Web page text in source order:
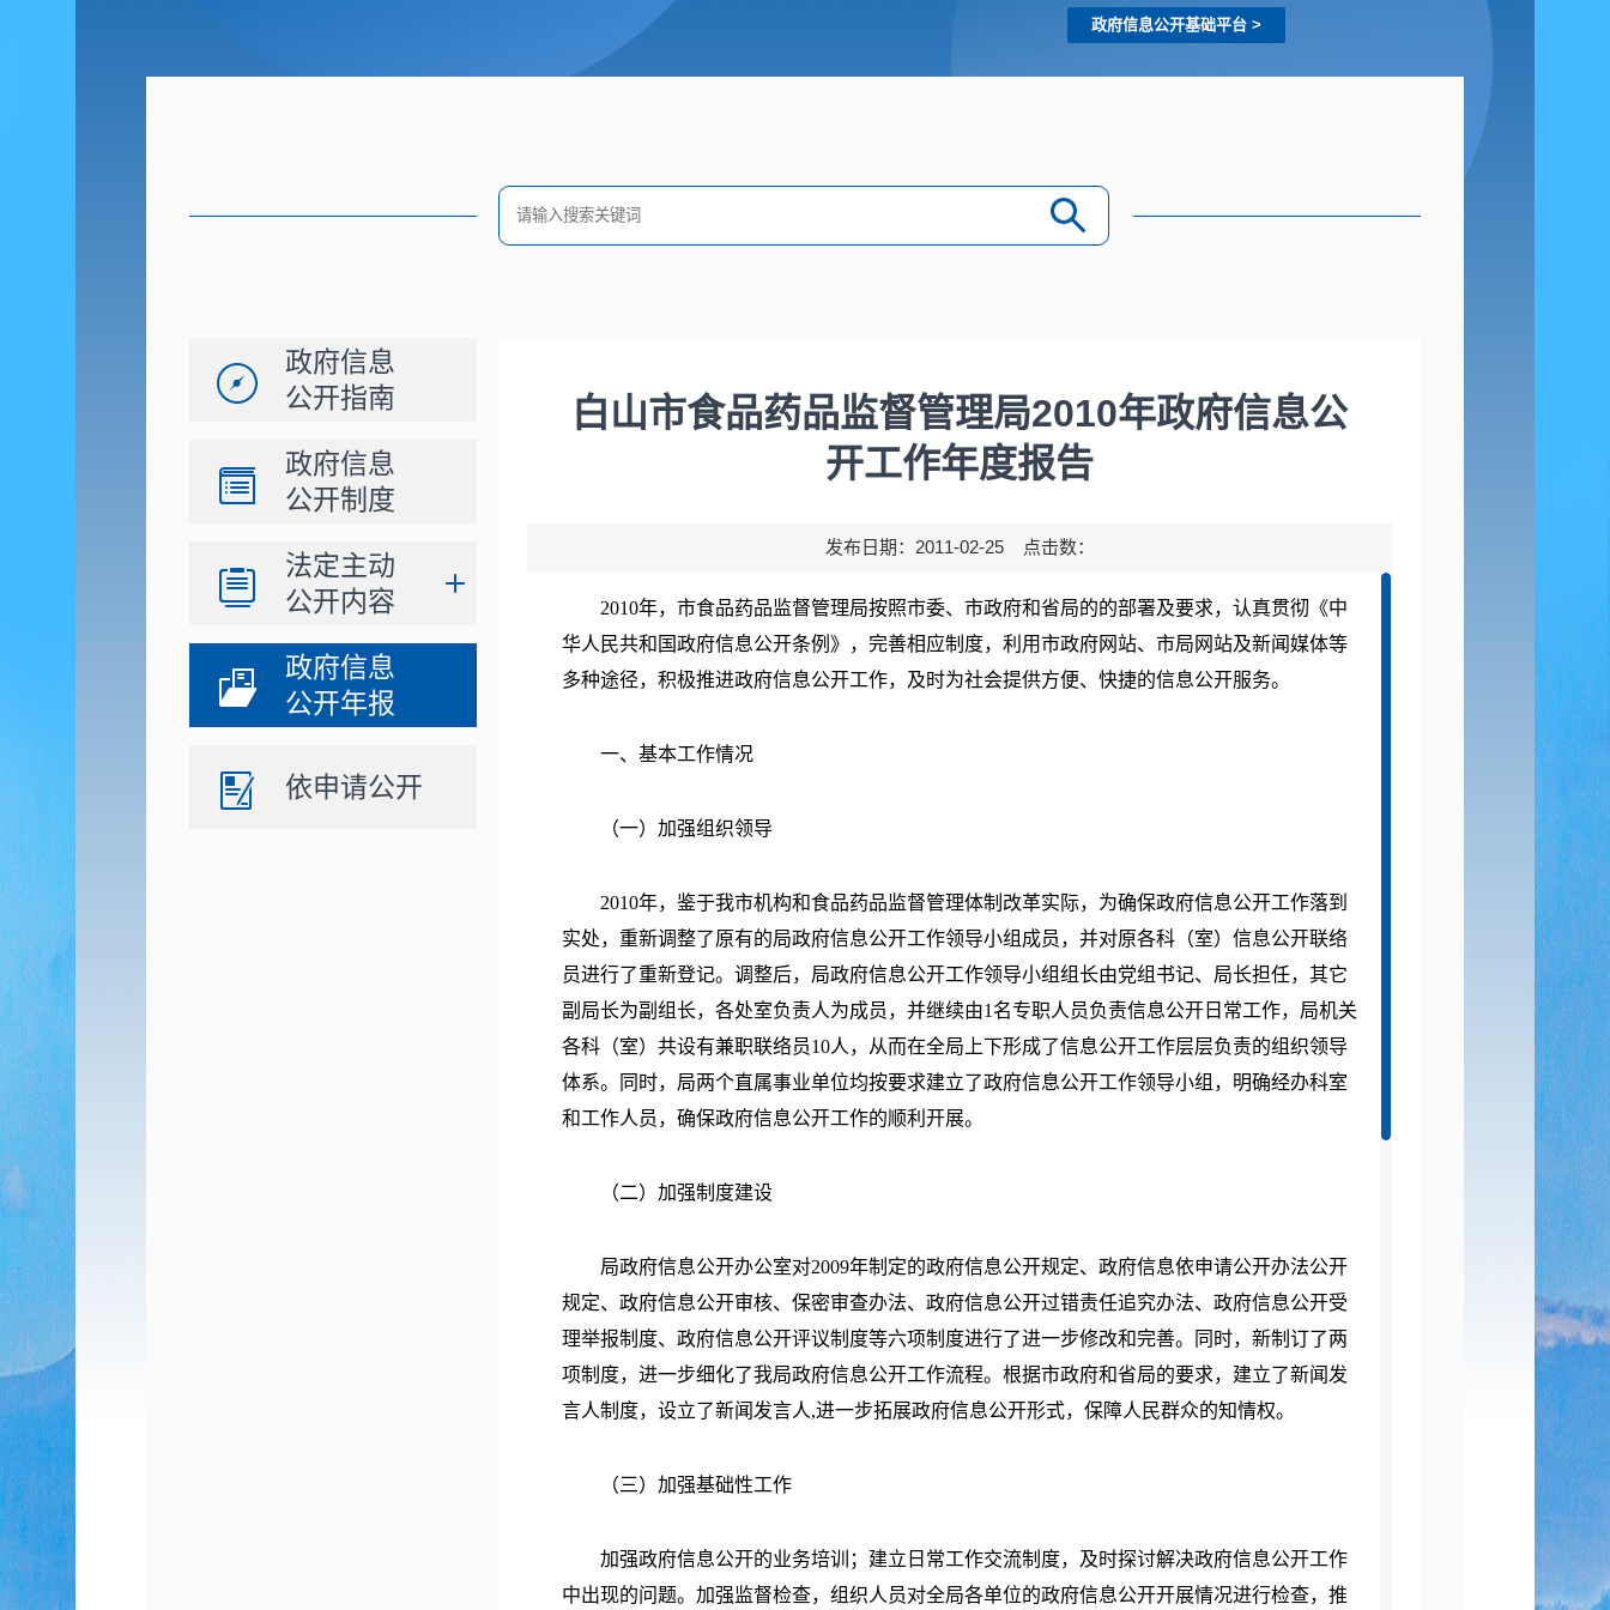
政府信息公开基础平台 >
政府信息
公开指南
政府信息
公开制度
法定主动
公开内容
政府信息
公开年报
依申请公开
白山市食品药品监督管理局2010年政府信息公
开工作年度报告
发布日期：2011-02-25 点击数：
2010年，市食品药品监督管理局按照市委、市政府和省局的的部署及要求，认真贯彻《中
华人民共和国政府信息公开条例》，完善相应制度，利用市政府网站、市局网站及新闻媒体等
多种途径，积极推进政府信息公开工作，及时为社会提供方便、快捷的信息公开服务。
一、基本工作情况
（一）加强组织领导
2010年，鉴于我市机构和食品药品监督管理体制改革实际，为确保政府信息公开工作落到
实处，重新调整了原有的局政府信息公开工作领导小组成员，并对原各科（室）信息公开联络
员进行了重新登记。调整后，局政府信息公开工作领导小组组长由党组书记、局长担任，其它
副局长为副组长，各处室负责人为成员，并继续由1名专职人员负责信息公开日常工作，局机关
各科（室）共设有兼职联络员10人，从而在全局上下形成了信息公开工作层层负责的组织领导
体系。同时，局两个直属事业单位均按要求建立了政府信息公开工作领导小组，明确经办科室
和工作人员，确保政府信息公开工作的顺利开展。
（二）加强制度建设
局政府信息公开办公室对2009年制定的政府信息公开规定、政府信息依申请公开办法公开
规定、政府信息公开审核、保密审查办法、政府信息公开过错责任追究办法、政府信息公开受
理举报制度、政府信息公开评议制度等六项制度进行了进一步修改和完善。同时，新制订了两
项制度，进一步细化了我局政府信息公开工作流程。根据市政府和省局的要求，建立了新闻发
言人制度，设立了新闻发言人,进一步拓展政府信息公开形式，保障人民群众的知情权。
（三）加强基础性工作
加强政府信息公开的业务培训；建立日常工作交流制度，及时探讨解决政府信息公开工作
中出现的问题。加强监督检查，组织人员对全局各单位的政府信息公开开展情况进行检查，推